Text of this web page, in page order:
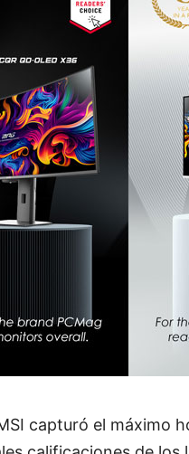
capturó el máximo